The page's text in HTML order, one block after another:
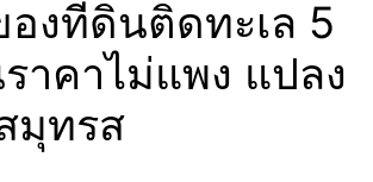
องที่ดินติดทะเล 5
าคาไม่แพง แปลง
มุทรส